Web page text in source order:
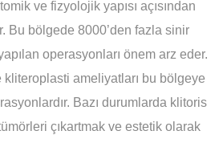
ve fizyolojik yapısı açısından
Bu bölgede 8000’den fazla sinir
operasyonları önem arz eder.
ameliyatları bu bölgeye
Bazı durumlarda klitoris
çıkartmak ve estetik olarak